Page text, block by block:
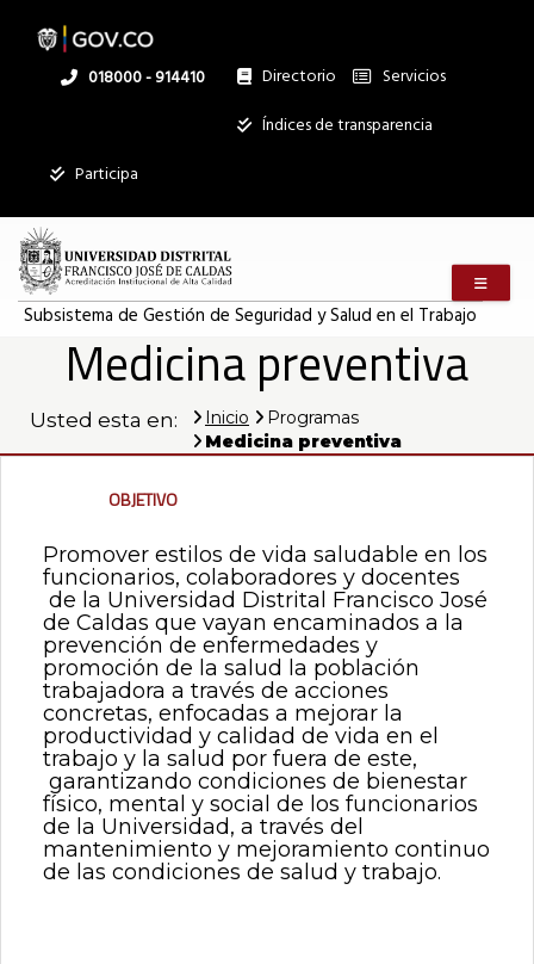
contenido
Linea
018000 - 914410 Directorio
Institucional
Servicios
Índices de transparencia
Participa
Subsistema de Gestión de Seguridad y Salud en el Trabajo
registros
Buscar:
Servicios
Ningún dato
disponible en
registros
Anterior
Siguiente
Medicina preventiva
Usted esta en: Inicio
Programas
Medicina preventiva
Objetivo
Promover estilos de vida saludable en los
funcionarios, colaboradores y docentes
de la Universidad Distrital Francisco José
de Caldas que vayan encaminados a la
prevención de enfermedades y
promoción de la salud la población
trabajadora a través de acciones
concretas, enfocadas a mejorar la
productividad y calidad de vida en el
trabajo y la salud por fuera de este,
garantizando condiciones de bienestar
físico, mental y social de los funcionarios
de la Universidad, a través del
mantenimiento y mejoramiento continuo
de las condiciones de salud y trabajo.